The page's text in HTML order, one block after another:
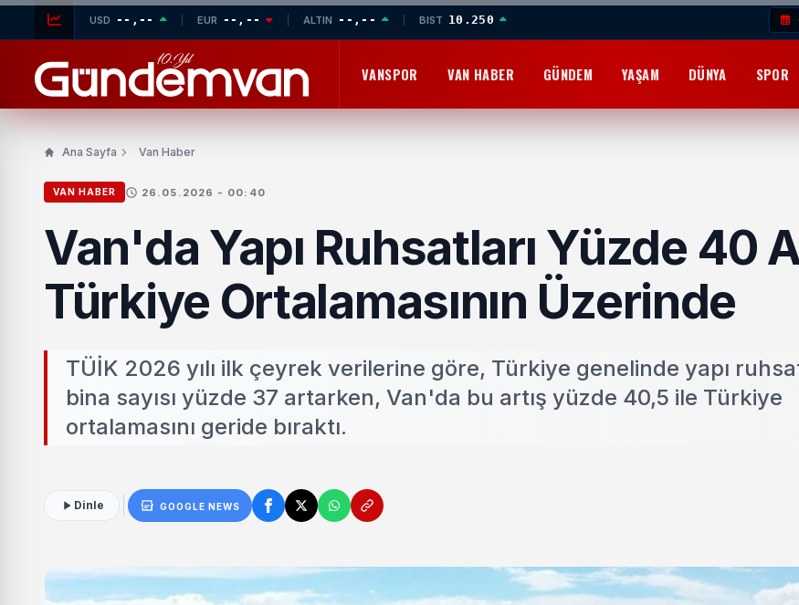
USD --,-- EUR --,-- ALTIN --,-- BIST 10.250
VANSPOR VAN HABER GÜNDEM YAŞAM DÜNYA SPOR
Ana Sayfa Van Haber
VAN HABER 26.05.2026 - 00:40
Van'da Yapı Ruhsatları Yüzde 40
Türkiye Ortalamasının Üzerinde
TÜİK 2026 yılı ilk çeyrek verilerine göre, Türkiye genelinde yapı
bina sayısı yüzde 37 artarken, Van'da bu artış yüzde 40,5 ile Türkiye
ortalamasını geride bıraktı.
Dinle GOOGLE NEWS